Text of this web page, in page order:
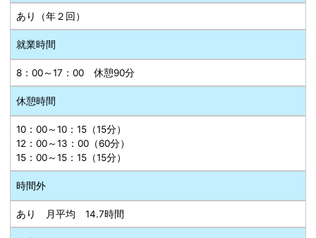
あり（年２回）
就業時間
8：00～17：00 休憩90分
休憩時間
10：00～10：15（15分）
12：00～13：00（60分）
15：00～15：15（15分）
時間外
あり 月平均 14.7時間